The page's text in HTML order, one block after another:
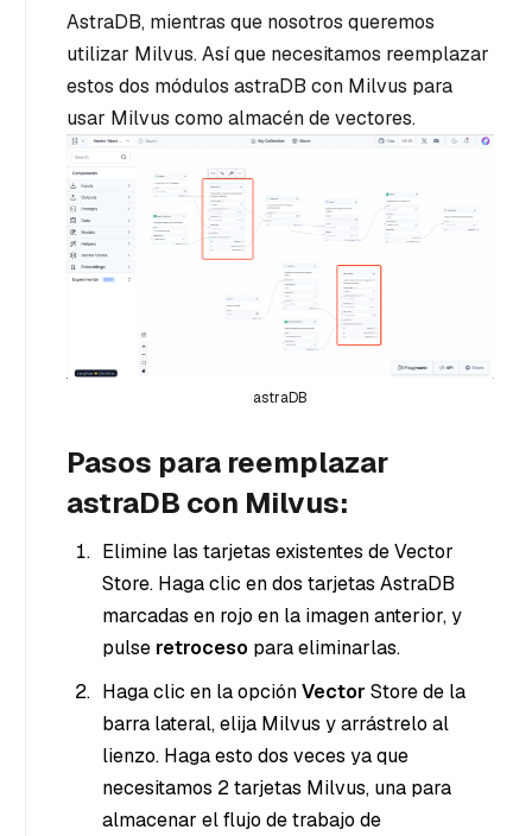
AstraDB, mientras que nosotros queremos
utilizar Milvus. Así que necesitamos reemplazar
estos dos módulos astraDB con Milvus para
usar Milvus como almacén de vectores.
astraDB
Pasos para reemplazar
astraDB con Milvus:
Elimine las tarjetas existentes de Vector
Store. Haga clic en dos tarjetas AstraDB
marcadas en rojo en la imagen anterior, y
pulse retroceso para eliminarlas.
Haga clic en la opciónVector Store de la
barra lateral, elija Milvus y arrástrelo al
lienzo. Haga esto dos veces ya que
necesitamos 2 tarjetas Milvus, una para
almacenar el flujo de trabajo de